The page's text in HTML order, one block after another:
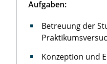
Aufgaben:
Betreuung der
Konzeption und